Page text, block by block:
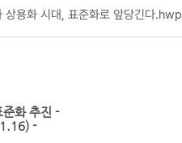
용화 시대, 표준화로 앞당긴다.hwp
준화 추진 -
-